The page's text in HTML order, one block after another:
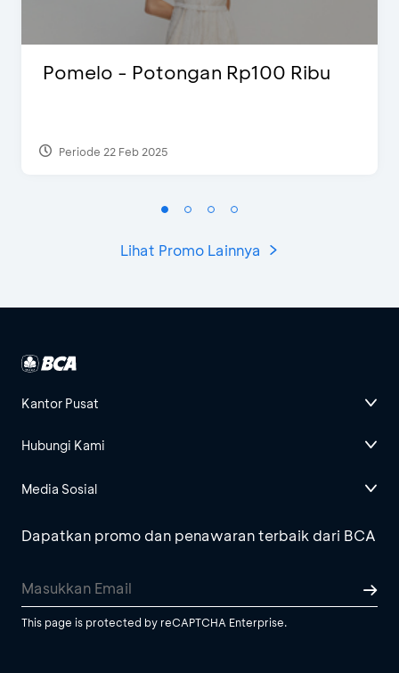
Pomelo - Potongan Rp100 Ribu
Periode 22 Feb 2025
Lihat Promo Lainnya
Kantor Pusat
Hubungi Kami
Media Sosial
Dapatkan promo dan penawaran terbaik dari BCA
This page is protected by reCAPTCHA Enterprise.